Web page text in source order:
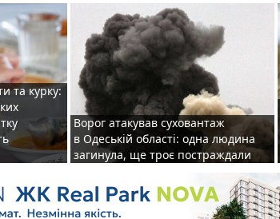
та курку:
Ворог атакував суховантаж
в Одеській області: одна людина
загинула, ще троє постраждали